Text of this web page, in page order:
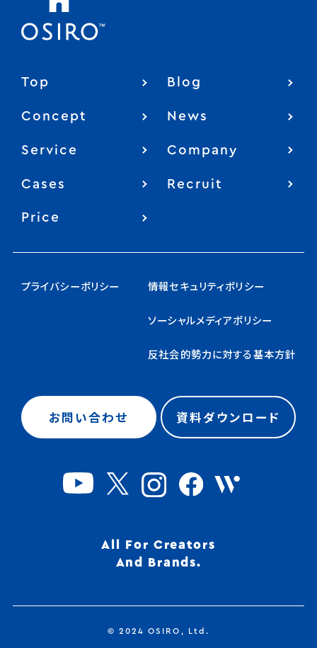
Top
Concept
Service
Cases
Price
Blog
News
Company
Recruit
プライバシーポリシー 情報セキュリティポリシー
ソーシャルメディアポリシー
反社会的勢力に対する基本方針
お問い合わせ 資料ダウンロード
All For Creators
And Brands.
© 2024 OSIRO, Ltd.